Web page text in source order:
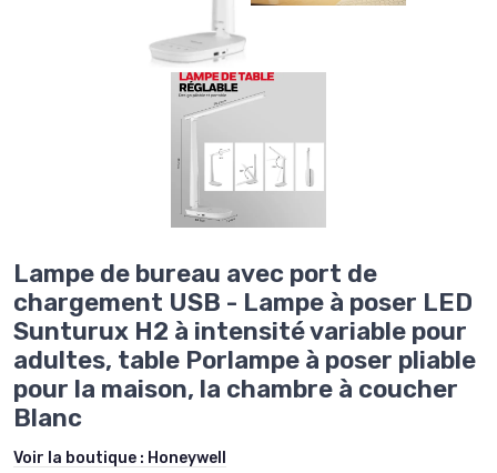
Lampe de bureau avec port de
chargement USB - Lampe à poser LED
Sunturux H2 à intensité variable pour
adultes, table Porlampe à poser pliable
pour la maison, la chambre à coucher
Blanc
Voir la boutique : Honeywell